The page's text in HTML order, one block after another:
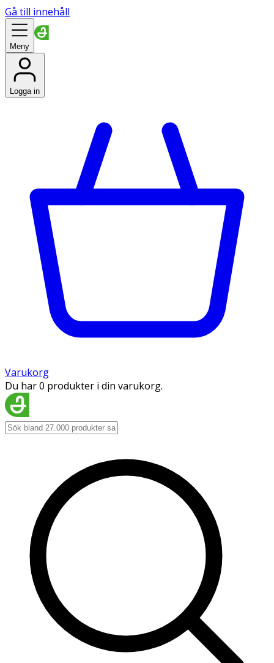
Gå till innehåll
Meny
Logga in
Varukorg
Du har 0 produkter i din varukorg.